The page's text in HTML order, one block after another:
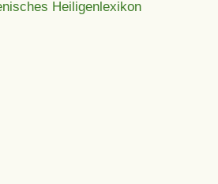
Heiligenlexikon